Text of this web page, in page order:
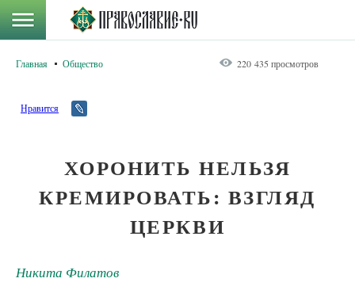
Главная Общество 220 435 просмотров
Нравится
ХОРОНИТЬ НЕЛЬЗЯ
КРЕМИРОВАТЬ: ВЗГЛЯД
ЦЕРКВИ
Никита Филатов